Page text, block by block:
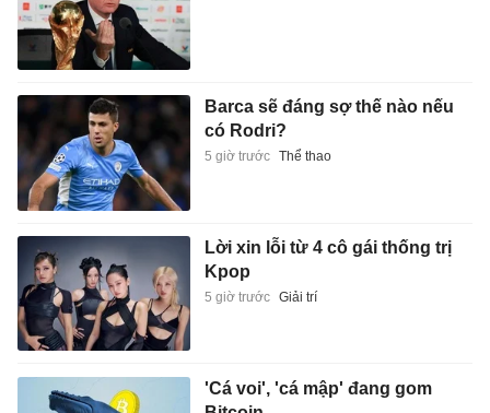
Barca sẽ đáng sợ thế nào nếu
có Rodri?
5 giờ trước Thể thao
Lời xin lỗi từ 4 cô gái thống trị
Kpop
5 giờ trước Giải trí
'Cá voi', 'cá mập' đang gom